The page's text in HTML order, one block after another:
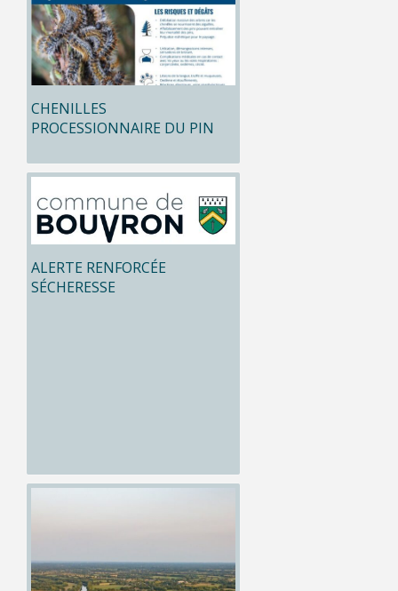
CHENILLES
PROCESSIONNAIRE DU PIN
ALERTE RENFORCÉE
SÉCHERESSE